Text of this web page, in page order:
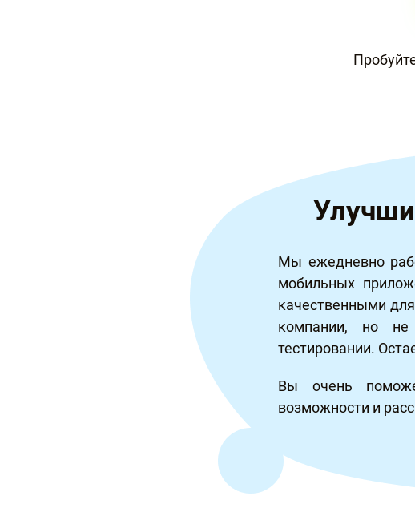
Мы ежедневно
мобильных
качественными
компании, но
тестировании.
Вы очень
возможности и